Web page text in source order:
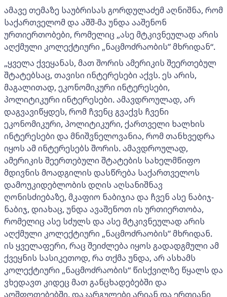
ამავე თემაზე საუბრისას გორდულაძემ აღნიშნა, რომ
საქართველომ და აშშ-მა უნდა ააშენონ
ურთიერთობები, რომელიც „ასე მტკივნეულად არის
აღქმული კოლექტიური „ნაცმოძრაობის” მხრიდან“.
„ყველა ქვეყანას, მათ შორის ამერიკის შეერთებულ
შტატებსაც, თავისი ინტერესები აქვს. ეს არის,
მაგალითად, ეკონომიკური ინტერესები,
პოლიტიკური ინტერესები. ამავდროულად, არ
დაგვავიწყდეს, რომ ჩვენც გვაქვს ჩვენი
ეკონომიკური, პოლიტიკური, ქართველი ხალხის
ინტერესები და მნიშვნელოვანია, რომ თანხვედრა
იყოს ამ ინტერესებს შორის. ამავდროულად,
ამერიკის შეერთებული შტატების სახელმწიფო
მდივნის მოადგილის დასწრება საქართველოს
დამოუკიდებლობის დღის აღსანიშნავ
ღონისძიებაზე, მკაფიო ნაბიჯია და ჩვენ ასე ნაბიჯ-
ნაბიჯ, დიახაც, უნდა ავაშენოთ ის ურთიერთობა,
რომელიც ასე სძულს და ასე მტკივნეულად არის
აღქმული კოლექტიური „ნაცმოძრაობის” მხრიდან.
ის ყველაფერი, რაც შეიძლება იყოს გადადგმული ამ
ქვეყნის სასიკეთოდ, რა თქმა უნდა, არ ასხამს
კოლექტიური „ნაცმოძრაობის“ წისქვილზე წყალს და
ვხედავთ კიდეც მათ განცხადებებში და
აღშფოთებებში. დაკარგულები არიან და ერთიანი